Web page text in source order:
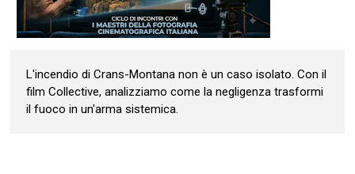
L'incendio di Crans-Montana non è un caso isolato. Con il
film Collective, analizziamo come la negligenza trasformi
il fuoco in un'arma sistemica.